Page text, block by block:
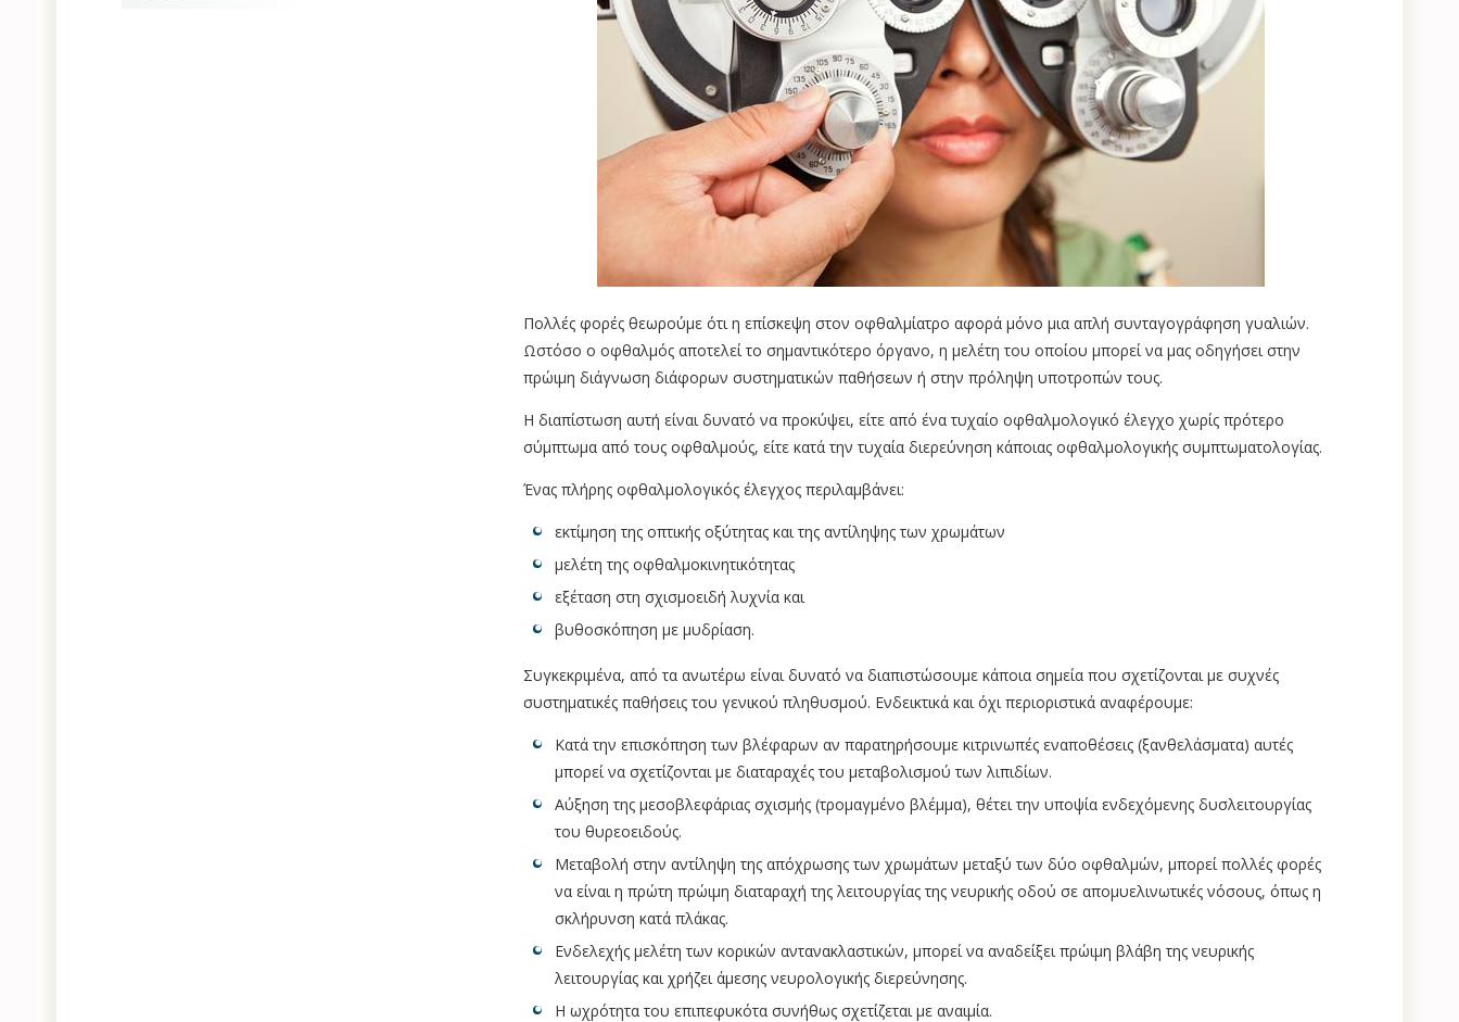
Πολλές φορές θεωρούμε ότι η επίσκεψη στον οφθαλμίατρο αφορά μόνο μια απλή συνταγογράφηση γυαλιών.
Ωστόσο ο οφθαλμός αποτελεί το σημαντικότερο όργανο, η μελέτη του οποίου μπορεί να μας οδηγήσει στην
πρώιμη διάγνωση διάφορων συστηματικών παθήσεων ή στην πρόληψη υποτροπών τους.
Η διαπίστωση αυτή είναι δυνατό να προκύψει, είτε από ένα τυχαίο οφθαλμολογικό έλεγχο χωρίς πρότερο
σύμπτωμα από τους οφθαλμούς, είτε κατά την τυχαία διερεύνηση κάποιας οφθαλμολογικής συμπτωματολογίας.
Ένας πλήρης οφθαλμολογικός έλεγχος περιλαμβάνει:
εκτίμηση της οπτικής οξύτητας και της αντίληψης των χρωμάτων
μελέτη της οφθαλμοκινητικότητας
εξέταση στη σχισμοειδή λυχνία και
βυθοσκόπηση με μυδρίαση.
Συγκεκριμένα, από τα ανωτέρω είναι δυνατό να διαπιστώσουμε κάποια σημεία που σχετίζονται με συχνές
συστηματικές παθήσεις του γενικού πληθυσμού. Ενδεικτικά και όχι περιοριστικά αναφέρουμε:
Κατά την επισκόπηση των βλέφαρων αν παρατηρήσουμε κιτρινωπές εναποθέσεις (ξανθελάσματα) αυτές
μπορεί να σχετίζονται με διαταραχές του μεταβολισμού των λιπιδίων.
Αύξηση της μεσοβλεφάριας σχισμής (τρομαγμένο βλέμμα), θέτει την υποψία ενδεχόμενης δυσλειτουργίας
του θυρεοειδούς.
Μεταβολή στην αντίληψη της απόχρωσης των χρωμάτων μεταξύ των δύο οφθαλμών, μπορεί πολλές φορές
να είναι η πρώτη πρώιμη διαταραχή της λειτουργίας της νευρικής οδού σε απομυελινωτικές νόσους, όπως η
σκλήρυνση κατά πλάκας.
Ενδελεχής μελέτη των κορικών αντανακλαστικών, μπορεί να αναδείξει πρώιμη βλάβη της νευρικής
λειτουργίας και χρήζει άμεσης νευρολογικής διερεύνησης.
Η ωχρότητα του επιπεφυκότα συνήθως σχετίζεται με αναιμία.